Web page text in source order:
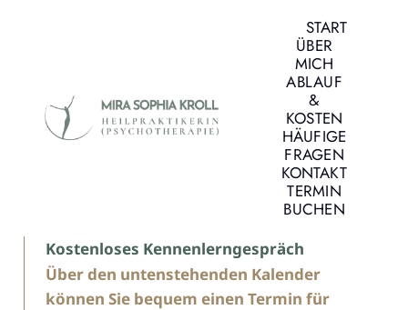
START
ÜBER
MICH
ABLAUF
&
KOSTEN
HÄUFIGE
FRAGEN
KONTAKT
TERMIN
BUCHEN
Kostenloses Kennenlerngespräch
Über den untenstehenden Kalender
können Sie bequem einen Termin für